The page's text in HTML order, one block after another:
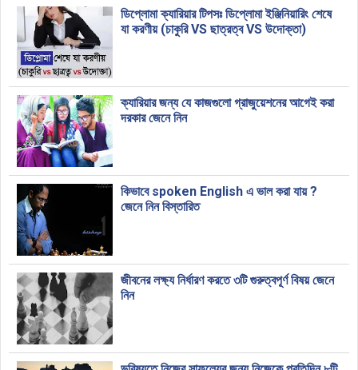
ডিপ্লোমা ক্যারিয়ার টিপসঃ ডিপ্লোমা ইঞ্জিনিয়ারিং শেষে
যা করণীয় (চাকুরি VS ছাত্রত্ব VS উদোক্তা)
ক্যারিয়ার জন্য যে কাজগুলো গ্রাজুয়েশনের আগেই করা
দরকার জেনে নিন
কিভাবে spoken English এ ভাল করা যায় ?
জেনে নিন বিস্তারিত
জীবনের লক্ষ্য নির্ধারণ করতে ৩টি গুরুত্বপূর্ণ বিষয় জেনে
নিন